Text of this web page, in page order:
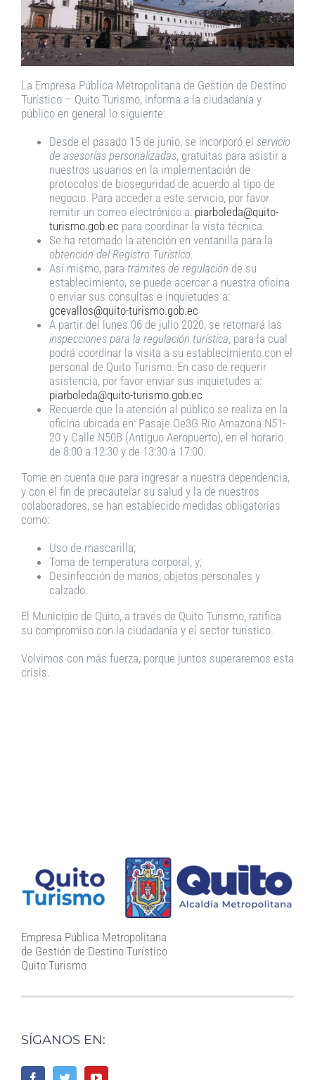
La Empresa Pública Metropolitana de Gestión de Destino
Turístico – Quito Turismo, informa a la ciudadanía y
público en general lo siguiente:
Desde el pasado 15 de junio, se incorporó el servicio
de asesorías personalizadas, gratuitas para asistir a
nuestros usuarios en la implementación de
protocolos de bioseguridad de acuerdo al tipo de
negocio. Para acceder a este servicio, por favor
remitir un correo electrónico a: piarboleda@quito-
turismo.gob.ec para coordinar la vista técnica.
Se ha retomado la atención en ventanilla para la
obtención del Registro Turístico.
Así mismo, para trámites de regulación de su
establecimiento, se puede acercar a nuestra oficina
o enviar sus consultas e inquietudes a:
gcevallos@quito-turismo.gob.ec
A partir del lunes 06 de julio 2020, se retomará las
inspecciones para la regulación turística, para la cual
podrá coordinar la visita a su establecimiento con el
personal de Quito Turismo. En caso de requerir
asistencia, por favor enviar sus inquietudes a:
piarboleda@quito-turismo.gob.ec
Recuerde que la atención al público se realiza en la
oficina ubicada en: Pasaje Oe3G Río Amazona N51-
20 y Calle N50B (Antiguo Aeropuerto), en el horario
de 8:00 a 12:30 y de 13:30 a 17:00.
Tome en cuenta que para ingresar a nuestra dependencia,
y con el fin de precautelar su salud y la de nuestros
colaboradores, se han establecido medidas obligatorias
como:
Uso de mascarilla;
Toma de temperatura corporal, y;
Desinfección de manos, objetos personales y
calzado.
El Municipio de Quito, a través de Quito Turismo, ratifica
su compromiso con la ciudadanía y el sector turístico.
Volvimos con más fuerza, porque juntos superaremos esta
crisis.
Empresa Pública Metropolitana
de Gestión de Destino Turístico
Quito Turismo
SÍGANOS EN: